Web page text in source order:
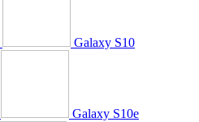
Galaxy S10
Galaxy S10e